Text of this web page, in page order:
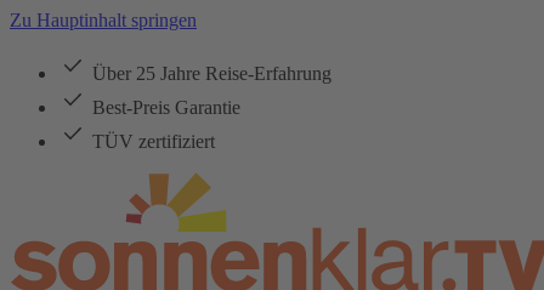
Zu Hauptinhalt springen
Über 25 Jahre Reise-Erfahrung
Best-Preis Garantie
TÜV zertifiziert